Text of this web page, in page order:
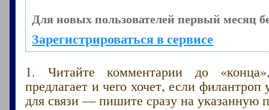
Для новых пользователей первый месяц
Зарегистрироваться в сервисе
1. Читайте комментарии до
предлагает и чего хочет, если филантроп
для связи — пишите сразу на указанную